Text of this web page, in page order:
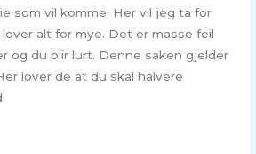
som vil komme. Her vil jeg ta for
alt for mye. Det er masse feil
og du blir lurt. Denne saken gjelder
lover de at du skal halvere